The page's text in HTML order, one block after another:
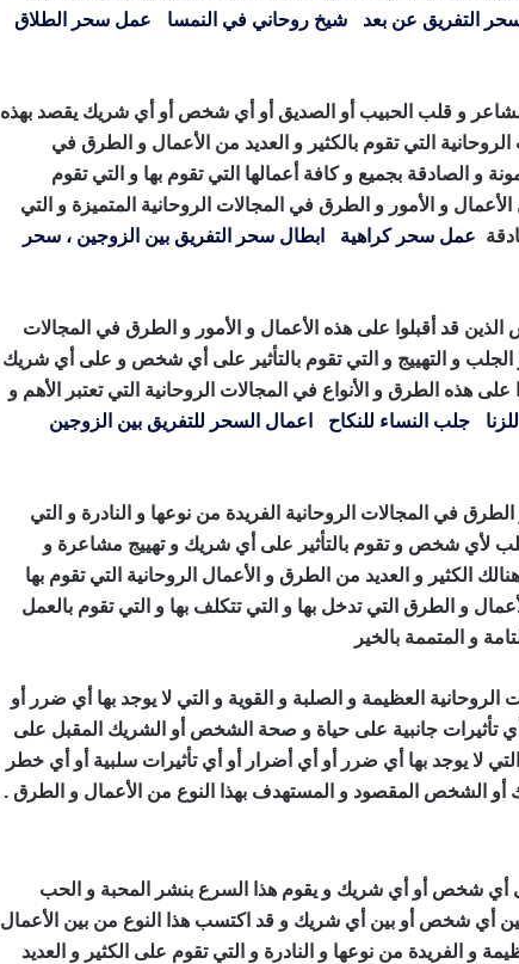
التفريق عن بعد شيخ روحاني في النمسا
عمل سحر الطلاق
مشاعر و قلب الحبيب أو الصديق أو أي شخص أو أي شريك يقصد بهذه
التي تقوم بالكثير و العديد من الأعمال و الطرق في
و الصادقة بجميع و كافة أعمالها التي تقوم بها و التي تقوم
و الأمور و الطرق في المجالات الروحانية المتميزة و التي
عمل سحر كراهية ابطال سحر التفريق بين الزوجين ، سحر
الذين قد أقبلوا على هذه الأعمال و الأمور و الطرق في المجالات
و التهييج و التي تقوم بالتأثير على أي شخص و على أي شريك
هذه الطرق و الأنواع في المجالات الروحانية التي تعتبر الأهم و
جلب النساء للنكاح اعمال السحر للتفريق بين الزوجين
في المجالات الروحانية الفريدة من نوعها و النادرة و التي
لأي شخص و تقوم بالتأثير على أي شريك و تهييج مشاعرة و
الكثير و العديد من الطرق و الأعمال الروحانية التي تقوم بها
و الطرق التي تدخل بها و التي تتكلف بها و التي تقوم بالعمل
و المتممة بالخير
العظيمة و الصلبة و القوية و التي لا يوجد بها أي ضرر أو
تأثيرات جانبية على حياة و صحة الشخص أو الشريك المقبل على
لا يوجد بها أي ضرر أو أي أضرار أو أي تأثيرات سلبية أو أي خطر
أو الشخص المقصود و المستهدف بهذا النوع من الأعمال و الطرق .
على أي شخص أو أي شريك و يقوم هذا السرع بنشر المحبة و الحب
أي شخص أو بين أي شريك و قد اكتسب هذا النوع من بين الأعمال
و الفريدة من نوعها و النادرة و التي تقوم على الكثير و العديد